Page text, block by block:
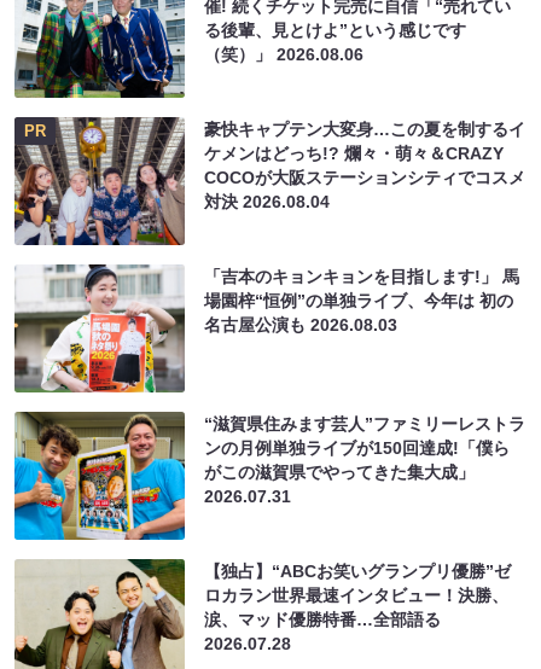
催! 続くチケット完売に自信「“売れてい
る後輩、見とけよ”という感じです
（笑）」2026.08.06
PR
豪快キャプテン大変身…この夏を制するイ
ケメンはどっち!? 爛々・萌々＆CRAZY
COCOが大阪ステーションシティでコスメ
対決2026.08.04
「吉本のキョンキョンを目指します!」 馬
場園梓“恒例”の単独ライブ、今年は 初の
名古屋公演も2026.08.03
“滋賀県住みます芸人”ファミリーレストラ
ンの月例単独ライブが150回達成!「僕ら
がこの滋賀県でやってきた集大成」
2026.07.31
【独占】“ABCお笑いグランプリ優勝”ゼ
ロカラン世界最速インタビュー！決勝、
涙、マッド優勝特番…全部語る
2026.07.28